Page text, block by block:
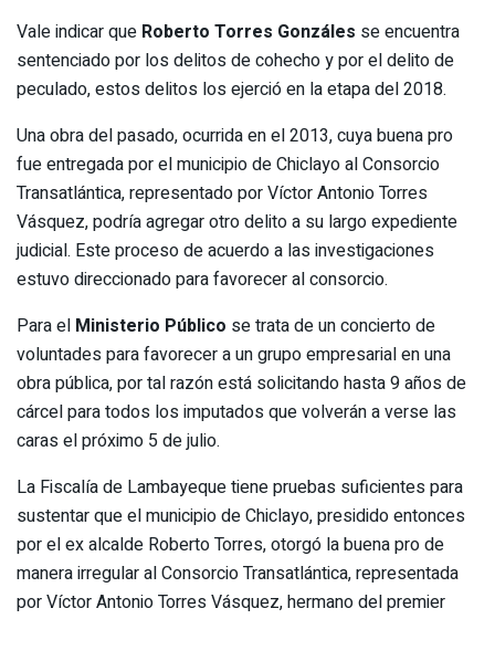
Vale indicar que Roberto Torres Gonzáles se encuentra
sentenciado por los delitos de cohecho y por el delito de
peculado, estos delitos los ejerció en la etapa del 2018.
Una obra del pasado, ocurrida en el 2013, cuya buena pro
fue entregada por el municipio de Chiclayo al Consorcio
Transatlántica, representado por Víctor Antonio Torres
Vásquez, podría agregar otro delito a su largo expediente
judicial. Este proceso de acuerdo a las investigaciones
estuvo direccionado para favorecer al consorcio.
Para el Ministerio Público se trata de un concierto de
voluntades para favorecer a un grupo empresarial en una
obra pública, por tal razón está solicitando hasta 9 años de
cárcel para todos los imputados que volverán a verse las
caras el próximo 5 de julio.
La Fiscalía de Lambayeque tiene pruebas suficientes para
sustentar que el municipio de Chiclayo, presidido entonces
por el ex alcalde Roberto Torres, otorgó la buena pro de
manera irregular al Consorcio Transatlántica, representada
por Víctor Antonio Torres Vásquez, hermano del premier